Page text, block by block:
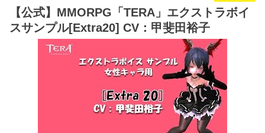
【公式】MMORPG「TERA」エクストラボイ
スサンプル[Extra20] CV：甲斐田裕子